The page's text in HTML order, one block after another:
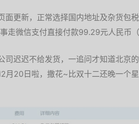
面更新，正常选择国内地址及杂货包
事走微信支付直接付款99.29元人民币
司迟迟不给发货，一追问才知道北京
月20日啦，撒花~比双十二还晚一个